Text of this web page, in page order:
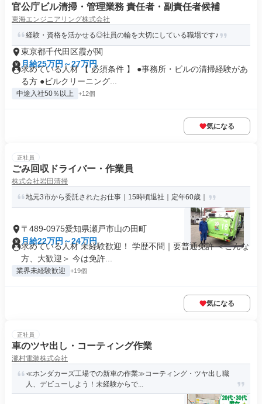
官公庁ビル清掃・管理業務 責任者・副責任者候補
東海エンジニアリング株式会社
経験・資格を活かせる◎社員の輪を大切にしている職場です♪
東京都千代田区霞が関
月給25万円～27万円
求めている人材 【 必須条件 】 ●事務所・ビルの清掃経験があ
る方 ●ビルクリーニング...
中途入社50％以上 +12個
気になる
正社員
ごみ回収ドライバー・作業員
株式会社岩田清掃
地元3市から委託されたお仕事｜15時頃退社｜定年60歳｜
〒489-0975愛知県瀬戸市山の田町
月給22万円～24万円
求めている人材 未経験歓迎！ 学歴不問｜要普通免許 ＜こんな
方、大歓迎＞ 今は免許...
業界未経験歓迎 +19個
気になる
正社員
車のツヤ出し・コーティング作業
瀧村電装株式会社
≪ホンダカーズ工場での新車の作業≫コーティング・ツヤ出し職
人、デビューしよう！未経験からで...